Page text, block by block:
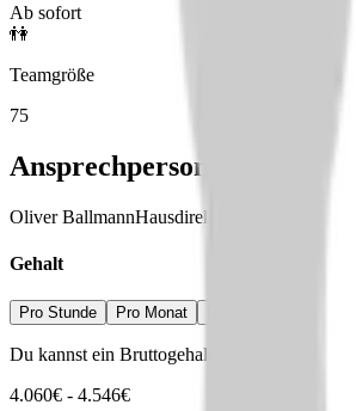
Ab sofort
👫
Teamgröße
75
Ansprechperson
Oliver BallmannHausdirektor
Gehalt
Pro Stunde Pro Monat
Du kannst ein Bruttogehalt erwarten von
4.060€ - 4.546€